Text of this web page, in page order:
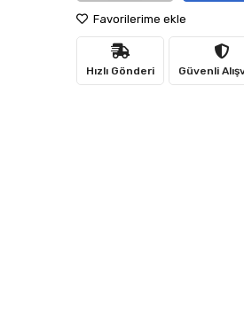
Favorilerime ekle
Hızlı Gönderi Güvenli